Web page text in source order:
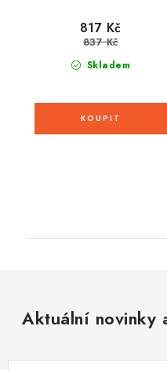
Skladem
817 Kč
837 Kč
Aktuální novinky